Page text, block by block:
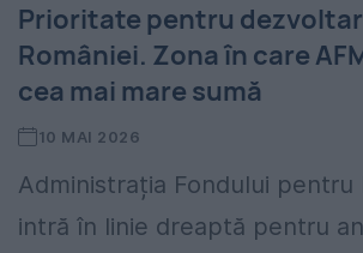
Prioritate pentru
României. Zona în care
cea mai mare sumă
10 MAI 2026
Administrația Fondului pentru
intră în linie dreaptă pentru